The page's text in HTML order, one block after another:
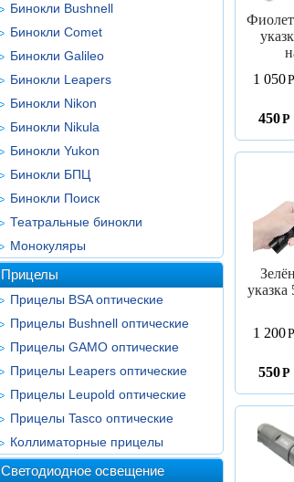
Бинокли Bushnell
Бинокли Comet
Бинокли Galileo
Бинокли Leapers
Бинокли Nikon
Бинокли Nikula
Бинокли Yukon
Бинокли БПЦ
Бинокли Поиск
Театральные бинокли
Монокуляры
Прицелы
Прицелы BSA оптические
Прицелы Bushnell оптические
Прицелы GAMO оптические
Прицелы Leapers оптические
Прицелы Leupold оптические
Прицелы Tasco оптические
Коллиматорные прицелы
Светодиодное освещение
1 050Р
450Р
указка
1 200Р
550Р